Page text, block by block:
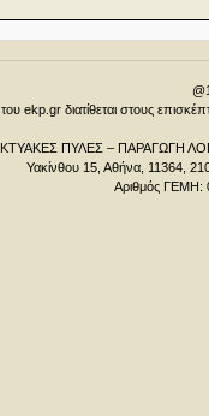
ekp.gr διατίθεται στους
ΠΥΛΕΣ – ΠΑΡΑΓΩΓΗ
Υακίνθου 15, Αθήνα, 11364,
Αριθμός ΓΕΜΗ: